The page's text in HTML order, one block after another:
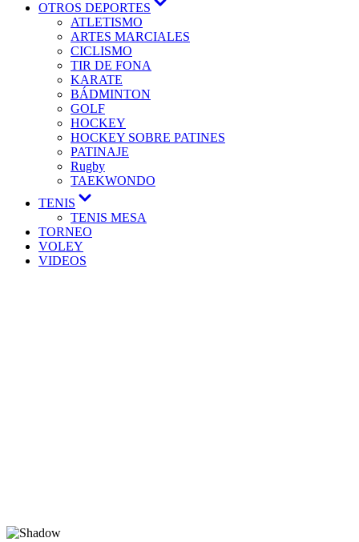
OTROS DEPORTES
ATLETISMO
ARTES MARCIALES
CICLISMO
TIR DE FONA
KARATE
BÁDMINTON
GOLF
HOCKEY
HOCKEY SOBRE PATINES
PATINAJE
Rugby
TAEKWONDO
TENIS
TENIS MESA
TORNEO
VOLEY
VIDEOS